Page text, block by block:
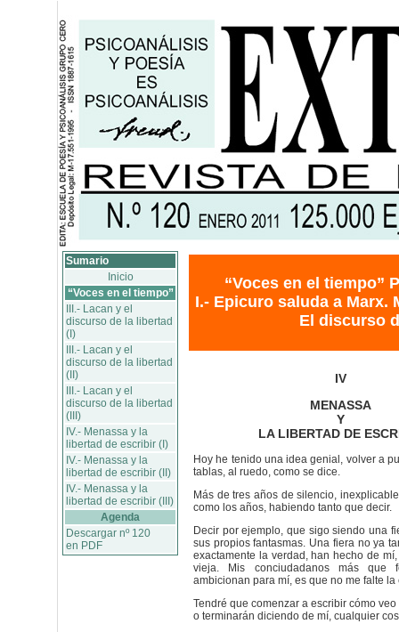
Sumario
Inicio
“Voces en el tiempo”
III.- Lacan y el
discurso de la libertad
(I)
III.- Lacan y el
discurso de la libertad
(II)
III.- Lacan y el
discurso de la libertad
(III)
IV.- Menassa y la
libertad de escribir (I)
IV.- Menassa y la
libertad de escribir (II)
IV.- Menassa y la
libertad de escribir (III)
Agenda
Descargar nº 120
en PDF
“Voces en el tiempo”
I.- Epicuro saluda a Marx.
El discurso
IV
MENASSA
Y
LA LIBERTAD DE
Hoy he tenido una idea genial, volver a
tablas, al ruedo, como se dice.
Más de tres años de silencio,
como los años, habiendo tanto que decir.
Decir por ejemplo, que sigo siendo una
sus propios fantasmas. Una fiera no ya
exactamente la verdad, han hecho de
vieja. Mis conciudadanos más que
ambicionan para mí, es que no me falte la
Tendré que comenzar a escribir cómo
o terminarán diciendo de mí, cualquier